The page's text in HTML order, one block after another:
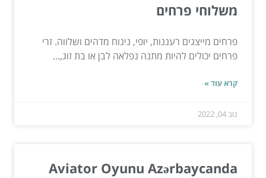
משלוחי פרחים
פרחים מייצגים רעננות, יופי, נינוח מדהים ושלווה. זרי
פרחים יכולים להיות מתנה נפלאה לבן או בת זוג,...
קרא עוד »
נוב 04, 2022
Aviator Oyunu Azərbaycanda